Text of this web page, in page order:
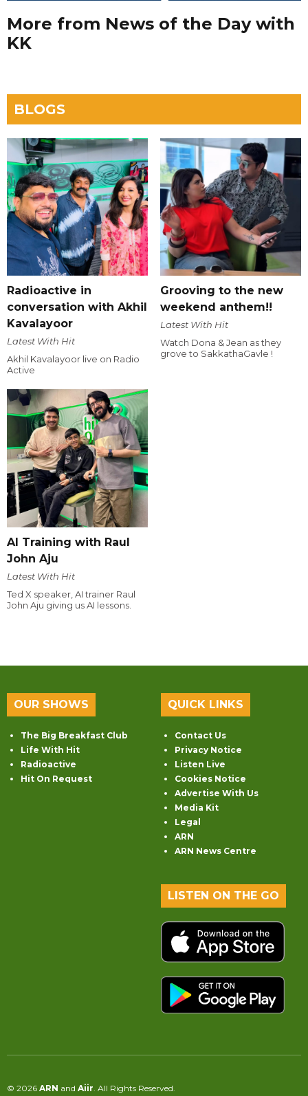
More from News of the Day with
KK
BLOGS
Radioactive in
conversation with Akhil
Kavalayoor
Latest With Hit
Akhil Kavalayoor live on Radio
Active
Grooving to the new
weekend anthem!!
Latest With Hit
Watch Dona & Jean as they
grove to SakkathaGavle !
AI Training with Raul
John Aju
Latest With Hit
Ted X speaker, AI trainer Raul
John Aju giving us AI lessons.
OUR SHOWS
The Big Breakfast Club
Life With Hit
Radioactive
Hit On Request
QUICK LINKS
Contact Us
Privacy Notice
Listen Live
Cookies Notice
Advertise With Us
Media Kit
Legal
ARN
ARN News Centre
LISTEN ON THE GO
© 2026 ARN and Aiir . All Rights Reserved.